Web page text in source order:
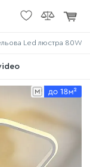
Led люстра 80W